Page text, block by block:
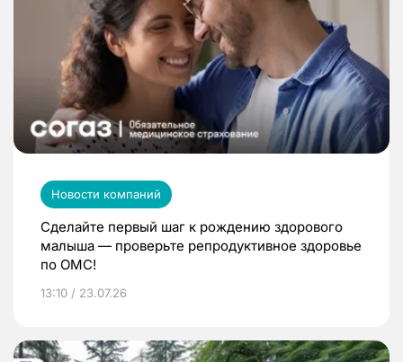
Новости компаний
Сделайте первый шаг к рождению здорового
малыша — проверьте репродуктивное здоровье
по ОМС!
13:10 / 23.07.26